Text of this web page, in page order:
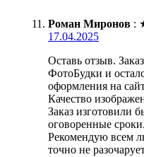
Роман Миронов :
17.04.2025
Оставь отзыв.
ФотоБудки и
оформления на
Качество
Заказ изготовили
оговоренные сроки.
Рекомендую всем
точно не